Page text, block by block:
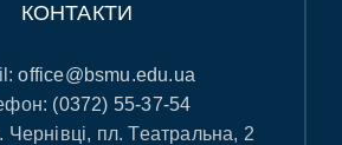
КОНТАКТИ
office@bsmu.edu.ua
(0372) 55-37-54
пл. Театральна, 2